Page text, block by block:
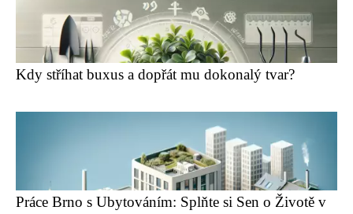
Kdy stříhat buxus a dopřát mu dokonalý tvar?
Práce Brno s Ubytováním: Splňte si Sen o Životě v